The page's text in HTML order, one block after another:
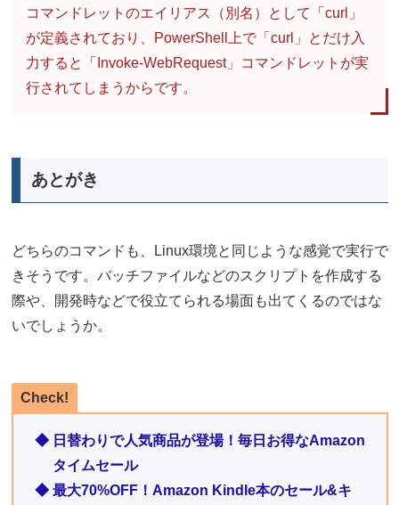
コマンドレットのエイリアス（別名）として「curl」
が定義されており、PowerShell上で「curl」とだけ入
力すると「Invoke-WebRequest」コマンドレットが実
行されてしまうからです。
あとがき
どちらのコマンドも、Linux環境と同じような感覚で実行で
きそうです。バッチファイルなどのスクリプトを作成する
際や、開発時などで役立てられる場面も出てくるのではな
いでしょうか。
Check!
◆ 日替わりで人気商品が登場！毎日お得なAmazon
タイムセール
◆ 最大70%OFF！Amazon Kindle本のセール&キ